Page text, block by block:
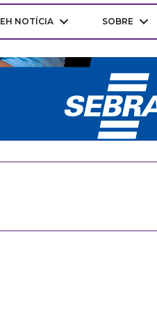
EH NOTÍCIA SOBRE